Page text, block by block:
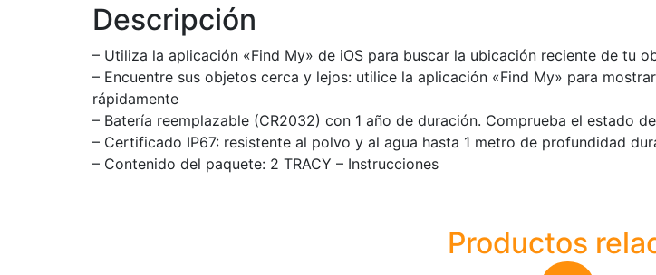
Descripción
– Utiliza la aplicación «Find My» de iOS para buscar la ubicación reciente de tu
– Encuentre sus objetos cerca y lejos: utilice la aplicación «Find My» para
rápidamente
– Batería reemplazable (CR2032) con 1 año de duración. Comprueba el estado
– Certificado IP67: resistente al polvo y al agua hasta 1 metro de profundidad
– Contenido del paquete: 2 TRACY – Instrucciones
Productos